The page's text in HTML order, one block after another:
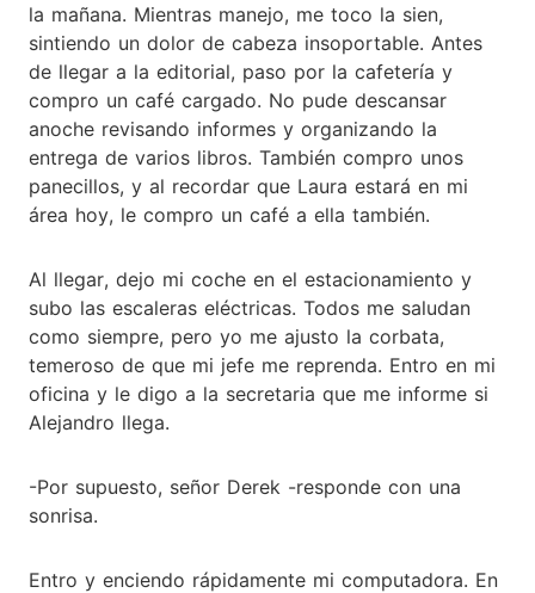
la mañana. Mientras manejo, me toco la sien,
sintiendo un dolor de cabeza insoportable. Antes
de llegar a la editorial, paso por la cafetería y
compro un café cargado. No pude descansar
anoche revisando informes y organizando la
entrega de varios libros. También compro unos
panecillos, y al recordar que Laura estará en mi
área hoy, le compro un café a ella también.
Al llegar, dejo mi coche en el estacionamiento y
subo las escaleras eléctricas. Todos me saludan
como siempre, pero yo me ajusto la corbata,
temeroso de que mi jefe me reprenda. Entro en mi
oficina y le digo a la secretaria que me informe si
Alejandro llega.
-Por supuesto, señor Derek -responde con una
sonrisa.
Entro y enciendo rápidamente mi computadora. En